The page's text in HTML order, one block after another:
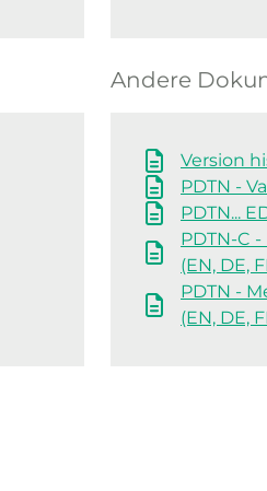
Andere
Version
PDTN -
PDTN...
PDTN-C
(EN, DE,
PDTN -
(EN, DE,